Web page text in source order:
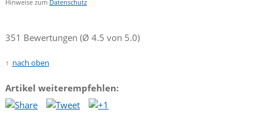
Hinweise zum Datenschutz
351 Bewertungen (Ø 4.5 von 5.0)
nach oben
Artikel weiterempfehlen: